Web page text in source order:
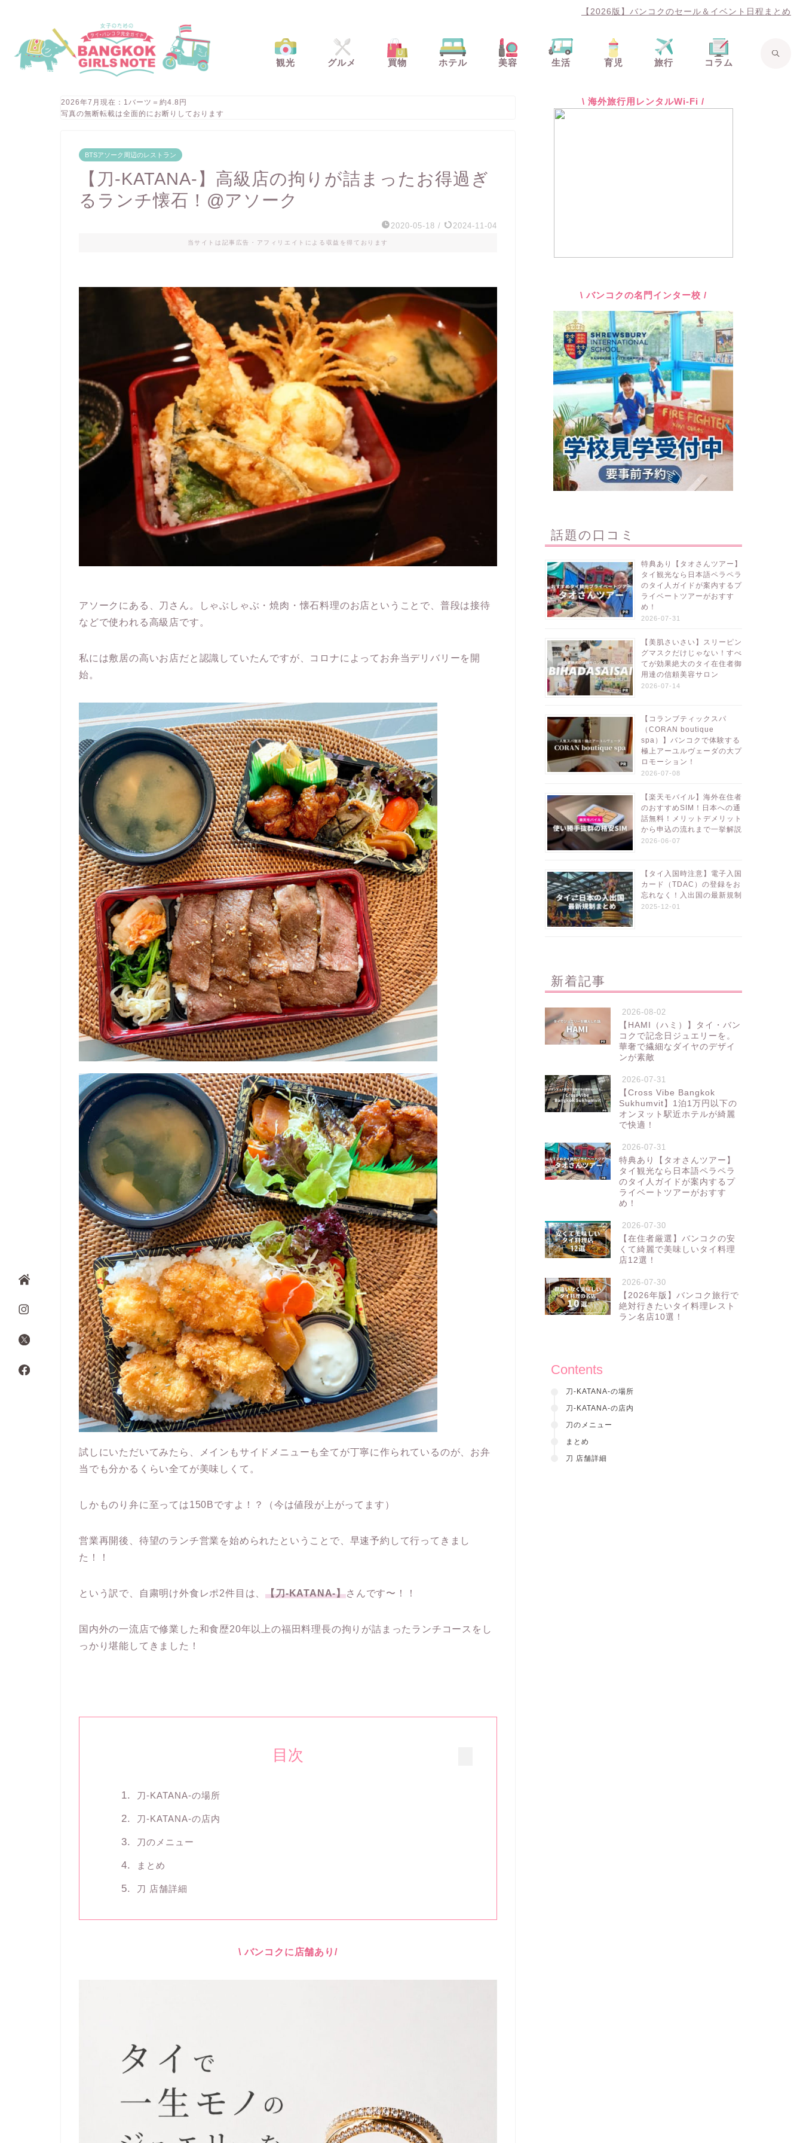
【2026版】バンコクのセール＆イベント日程まとめ
観光 グルメ 買物 ホテル 美容 生活 育児 旅行 コラム
2026年7月現在：1バーツ＝約4.8円
写真の無断転載は全面的にお断りしております
BTSアソーク周辺のレストラン
【刀-KATANA-】高級店の拘りが詰まったお得過ぎ
るランチ懐石！@アソーク
2020-05-18 / 2024-11-04
当サイトは記事広告・アフィリエイトによる収益を得ております
アソークにある、刀さん。しゃぶしゃぶ・焼肉・懐石料理のお店ということで、普段は接待
などで使われる高級店です。
私には敷居の高いお店だと認識していたんですが、コロナによってお弁当デリバリーを開
始。
試しにいただいてみたら、メインもサイドメニューも全てが丁寧に作られているのが、お弁
当でも分かるくらい全てが美味しくて。
しかものり弁に至っては150Bですよ！？（今は値段が上がってます）
営業再開後、待望のランチ営業を始められたということで、早速予約して行ってきまし
た！！
という訳で、自粛明け外食レポ2件目は、【刀-KATANA-】さんです〜！！
国内外の一流店で修業した和食歴20年以上の福田料理長の拘りが詰まったランチコースをし
っかり堪能してきました！
目次
刀-KATANA-の場所
刀-KATANA-の店内
刀のメニュー
まとめ
刀 店舗詳細
\ バンコクに店舗あり/
\ 海外旅行用レンタルWi-Fi /
\ バンコクの名門インター校 /
話題の口コミ
特典あり【タオさんツアー】
タイ観光なら日本語ペラペラ
のタイ人ガイドが案内するプ
ライベートツアーがおすす
め！
2026-07-31
【美肌さいさい】スリーピン
グマスクだけじゃない！すべ
てが効果絶大のタイ在住者御
用達の信頼美容サロン
2026-07-14
【コランブティックスパ
（CORAN boutique
spa）】バンコクで体験する
極上アーユルヴェーダの大プ
ロモーション！
2026-07-08
【楽天モバイル】海外在住者
のおすすめSIM！日本への通
話無料！メリットデメリット
から申込の流れまで一挙解説
2026-06-07
【タイ入国時注意】電子入国
カード（TDAC）の登録をお
忘れなく！入出国の最新規制
2025-12-01
新着記事
2026-08-02
【HAMI（ハミ）】タイ・バン
コクで記念日ジュエリーを。
華奢で繊細なダイヤのデザイ
ンが素敵
2026-07-31
【Cross Vibe Bangkok
Sukhumvit】1泊1万円以下の
オンヌット駅近ホテルが綺麗
で快適！
2026-07-31
特典あり【タオさんツアー】
タイ観光なら日本語ペラペラ
のタイ人ガイドが案内するプ
ライベートツアーがおすす
め！
2026-07-30
【在住者厳選】バンコクの安
くて綺麗で美味しいタイ料理
店12選！
2026-07-30
【2026年版】バンコク旅行で
絶対行きたいタイ料理レスト
ラン名店10選！
Contents
刀-KATANA-の場所
刀-KATANA-の店内
刀のメニュー
まとめ
刀 店舗詳細